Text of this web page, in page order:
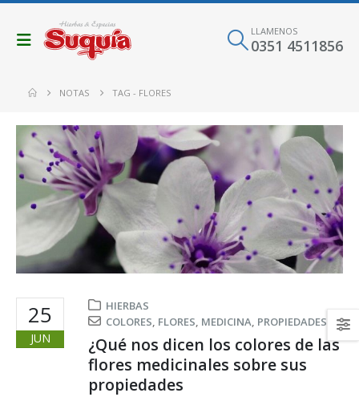
LLAMENOS
0351 4511856
NOTAS TAG - FLORES
25
JUN
HIERBAS
COLORES, FLORES, MEDICINA, PROPIEDADES
¿Qué nos dicen los colores de las
flores medicinales sobre sus
propiedades